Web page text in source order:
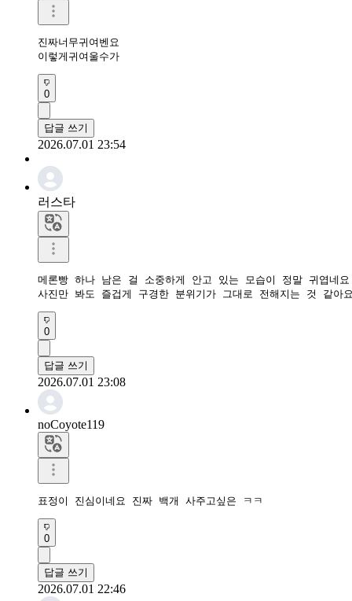
진짜너무귀여벤요
이렇게귀여울수가
0
답글 쓰기
2026.07.01 23:54
러스타
메론빵 하나 남은 걸 소중하게 안고 있는 모습이 정말 귀엽네
사진만 봐도 즐겁게 구경한 분위기가 그대로 전해지는 것 같아
0
답글 쓰기
2026.07.01 23:08
noCoyote119
표정이 진심이네요 진짜 백개 사주고싶은 ㅋㅋ
0
답글 쓰기
2026.07.01 22:46